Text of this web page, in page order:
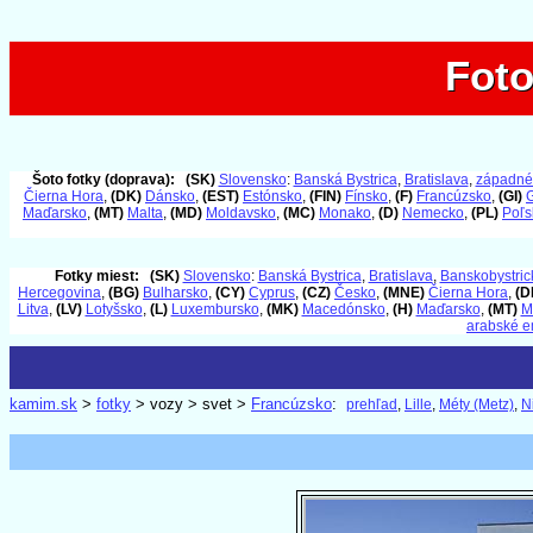
Šoto fotky (doprava): (SK) Slovensko: Banská Bystrica, Bratislava,
Čierna Hora, (DK) Dánsko, (EST) Estónsko, (FIN) Fínsko, (F) Francúzsko, (GI)
Maďarsko, (MT) Malta, (MD) Moldavsko, (MC) Monako, (D) Nemecko, (PL)
Fotky miest: (SK) Slovensko: Banská Bystrica, Bratislava,
Hercegovina, (BG) Bulharsko, (CY) Cyprus, (CZ) Česko, (MNE) Čierna Hora,
Litva, (LV) Lotyšsko, (L) Luxembursko, (MK) Macedónsko, (H) Maďarsko, (MT)
arabské
kamim.sk > fotky > vozy > svet > Francúzsko: prehľad , Lille, Méty (Metz),